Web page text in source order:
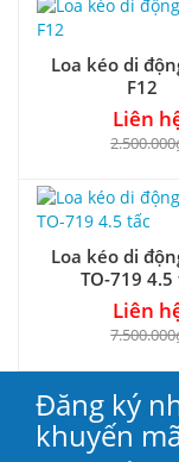
Loa kéo di
F12
Liên
Loa kéo di
TO-719 4.5
Liên
Đăng ký
khuyến